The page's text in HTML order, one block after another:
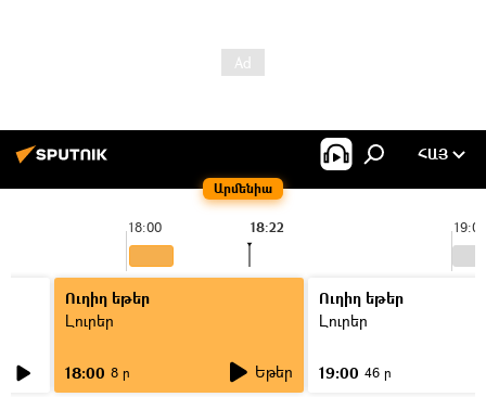
Արմենիա
ՀԱՅ
18:00 19:00
18:22
Ուղիղ եթեր
Լուրեր
18:00 8 ր Եթեր
Ուղիղ եթեր
Լուրեր
19:00 46 ր